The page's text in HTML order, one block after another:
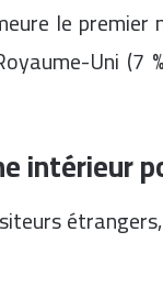
le premier
Uni
intérieur